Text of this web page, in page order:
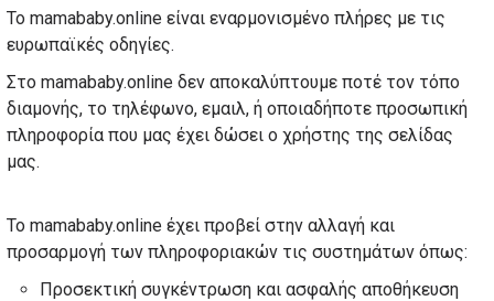
Το mamababy.online είναι εναρμονισμένο πλήρες με τις
ευρωπαϊκές οδηγίες.
Στο mamababy.online δεν αποκαλύπτουμε ποτέ τον τόπο
διαμονής, το τηλέφωνο, εμαιλ, ή οποιαδήποτε προσωπική
πληροφορία που μας έχει δώσει ο χρήστης της σελίδας
μας.
Το mamababy.online έχει προβεί στην αλλαγή και
προσαρμογή των πληροφοριακών τις συστημάτων όπως:
Προσεκτική συγκέντρωση και ασφαλής αποθήκευση